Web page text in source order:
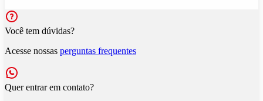
Você tem dúvidas?
Acesse nossas perguntas frequentes
Quer entrar em contato?